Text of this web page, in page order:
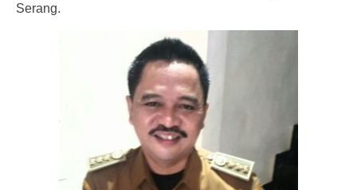
Serang.